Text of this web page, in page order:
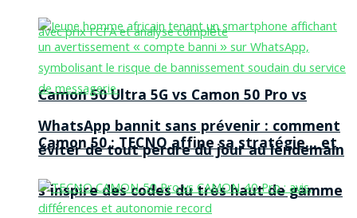
Camon 50 Ultra 5G vs Camon 50 Pro vs
Camon 50 : TECNO affine sa stratégie… et
s’inspire des codes du très haut de gamme
WhatsApp bannit sans prévenir : comment
éviter de tout perdre du jour au lendemain